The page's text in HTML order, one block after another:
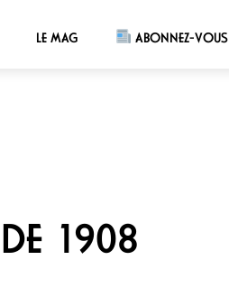
LE MAG ABONNEZ-VOUS
1908